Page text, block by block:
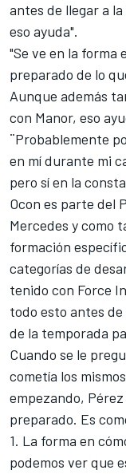
antes de llegar a
eso ayuda".
"Se ve en la forma
preparado de lo
Aunque además
con Manor, eso
¨Probablemente
en mí durante mi
pero sí en la
Ocon es parte del
Mercedes y como
formación
categorías de
tenido con Force
todo esto antes
de la temporada
Cuando se le
cometía los
empezando,
preparado. Es
1. La forma en
podemos ver que